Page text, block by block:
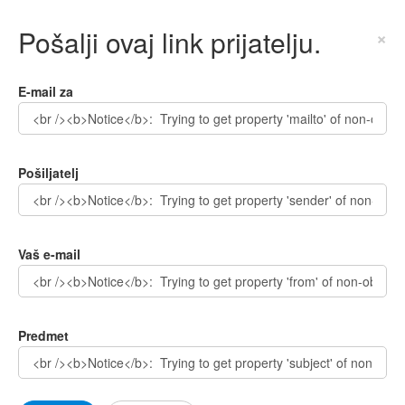
Pošalji ovaj link prijatelju. ×
E-mail za
Pošiljatelj
Vaš e-mail
Predmet